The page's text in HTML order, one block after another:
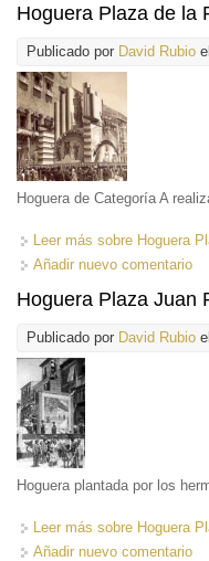
Hoguera Plaza de la
Publicado por David Rubio
Hoguera de Categoría A
Leer más sobre Hoguera
Añadir nuevo comentario
Hoguera Plaza Juan
Publicado por David Rubio
Hoguera plantada por los
Leer más sobre Hoguera
Añadir nuevo comentario